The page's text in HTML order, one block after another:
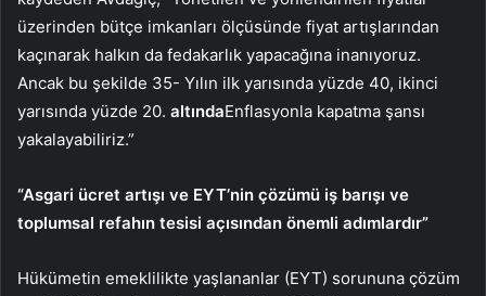
üzerinden bütçe imkanları ölçüsünde fiyat artışlarından
kaçınarak halkın da fedakarlık yapacağına inanıyoruz.
Ancak bu şekilde 35- Yılın ilk yarısında yüzde 40, ikinci
yarısında yüzde 20. altındaEnflasyonla kapatma şansı
yakalayabiliriz.”
“Asgari ücret artışı ve EYT’nin çözümü iş barışı ve
toplumsal refahın tesisi açısından önemli adımlardır”
Hükümetin emeklilikte yaşlananlar (EYT) sorununa çözüm